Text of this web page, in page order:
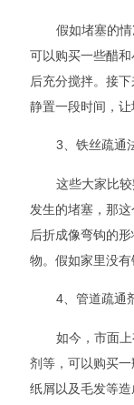
假如堵塞的
可以购买一些醋
后充分搅拌。接
静置一段时间，让
3、铁丝疏通
这些大家比
发生的堵塞，那
后折成像弯钩的
物。假如家里没有
4、管道疏通
如今，市面
剂等，可以购买一
纸屑以及毛发等